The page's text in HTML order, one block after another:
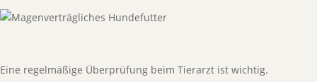
Eine regelmäßige Überprüfung beim Tierarzt ist wichtig.